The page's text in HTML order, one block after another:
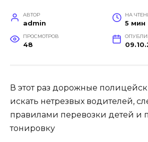
АВТОР
admin
НА
5 мин
ПРОСМОТРОВ
48
В этот раз дорожные
искать нетрезвых водителей,
правилами перевозки детей и
тонировку